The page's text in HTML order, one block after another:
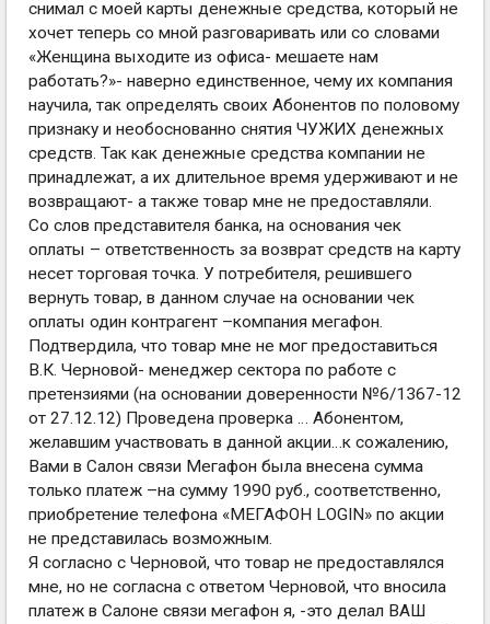
снимал с моей карты денежные средства, который не
хочет теперь со мной разговаривать или со словами
«Женщина выходите из офиса- мешаете нам
работать?»- наверно единственное, чему их компания
научила, так определять своих Абонентов по половому
признаку и необоснованно снятия ЧУЖИХ денежных
средств. Так как денежные средства компании не
принадлежат, а их длительное время удерживают и не
возвращают- а также товар мне не предоставляли.
Со слов представителя банка, на основания чек
оплаты – ответственность за возврат средств на карту
несет торговая точка. У потребителя, решившего
вернуть товар, в данном случае на основании чек
оплаты один контрагент –компания мегафон.
Подтвердила, что товар мне не мог предоставиться
В.К. Черновой- менеджер сектора по работе с
претензиями (на основании доверенности №6/1367-12
от 27.12.12) Проведена проверка … Абонентом,
желавшим участвовать в данной акции…к сожалению,
Вами в Салон связи Мегафон была внесена сумма
только платеж –на сумму 1990 руб., соответственно,
приобретение телефона «МЕГАФОН LOGIN» по акции
не представилась возможным.
Я согласно с Черновой, что товар не предоставлялся
мне, но не согласна с ответом Черновой, что вносила
платеж в Салоне связи мегафон я, -это делал ВАШ